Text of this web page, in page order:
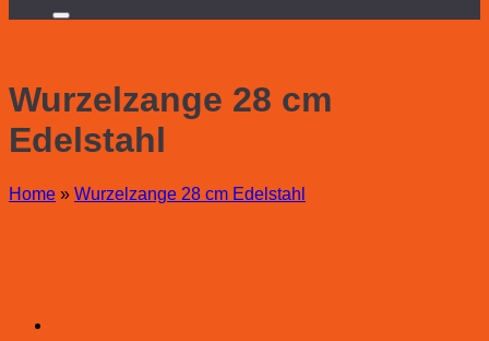
Wurzelzange 28 cm
Edelstahl
Home » Wurzelzange 28 cm Edelstahl